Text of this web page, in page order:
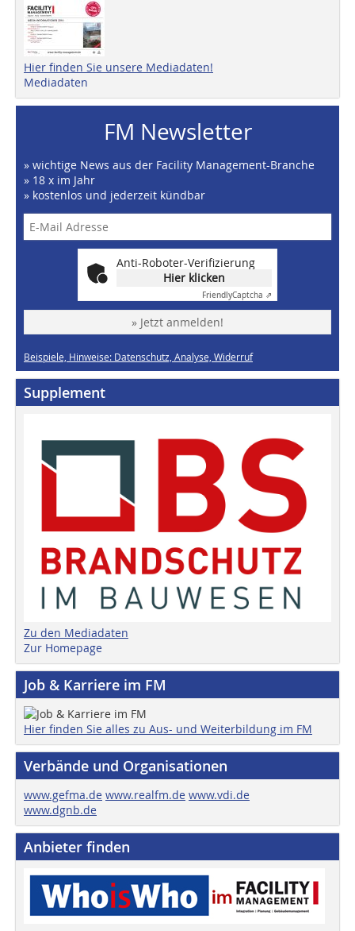
Hier finden Sie unsere Mediadaten!
Mediadaten
FM Newsletter
» wichtige News aus der Facility Management-Branche
» 18 x im Jahr
» kostenlos und jederzeit kündbar
Anti-Roboter-Verifizierung
Hier klicken
FriendlyCaptcha ⇗
» Jetzt anmelden!
Beispiele, Hinweise: Datenschutz, Analyse, Widerruf
Supplement
Zu den Mediadaten
Zur Homepage
Job & Karriere im FM
Hier finden Sie alles zu Aus- und Weiterbildung im FM
Verbände und Organisationen
www.gefma.de www.realfm.de www.vdi.de
www.dgnb.de
Anbieter finden